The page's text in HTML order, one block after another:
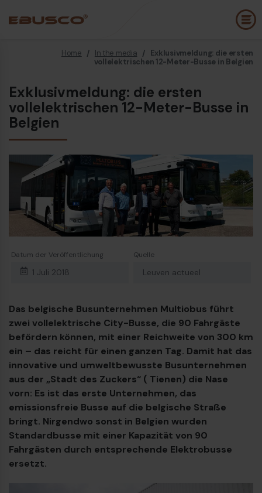
(Über uns)
Unternehmensprofil
Vision und Werte
Nachhaltigkeit
Firmengeschichte
Auszeichnungen und Zertifizierungen
Team
Home / In the media / Exklusivmeldung: die ersten
vollelektrischen 12-Meter-Busse in Belgien
Exklusivmeldung: die ersten
vollelektrischen 12-Meter-Busse in
Belgien
Datum der Veröffentlichung
1 Juli 2018
Quelle
Leuven actueel
Das belgische Busunternehmen Multiobus führt
zwei vollelektrische City-Busse, die 90 Fahrgäste
befördern können, mit einer Reichweite von 300 km
ein – das reicht für einen ganzen Tag. Damit hat das
innovative und umweltbewusste Busunternehmen
aus der „Stadt des Zuckers“ ( Tienen) die Nase
vorn: Es ist das erste Unternehmen, das
emissionsfreie Busse auf die belgische Straße
bringt. Nirgendwo sonst in Belgien wurden
Standardbusse mit einer Kapazität von 90
Fahrgästen durch entsprechende Elektrobusse
ersetzt.
Dieselbus Euro VI